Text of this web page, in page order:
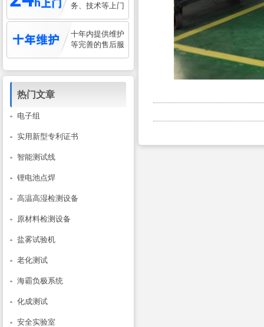
务、技术等上门
十年内提供维护
等完善的售后服
热门文章
电子组
实用新型专利证书
智能测试线
锂电池点焊
高温高湿检测设备
原材料检测设备
盐雾试验机
老化测试
海霸负极系统
化成测试
安全实验室